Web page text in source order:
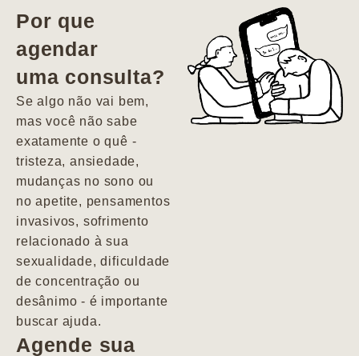
vida. Ela me
encontrou num
estado misto de
depressão e
agitação com
pensamentos
Por que
agendar
uma consulta?
Se algo não vai bem,
mas você não sabe
exatamente o quê -
tristeza, ansiedade,
mudanças no sono ou
no apetite, pensamentos
invasivos, sofrimento
relacionado à sua
sexualidade, dificuldade
de concentração ou
desânimo - é importante
buscar ajuda.
Agende sua